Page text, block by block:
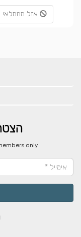
אזל מהמלאי
only